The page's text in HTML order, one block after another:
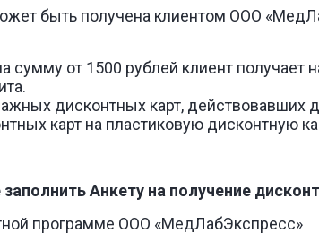
быть получена клиентом ООО
сумму от 1500 рублей клиент получает
дисконтных карт, действовавших
карт на пластиковую дисконтную
Анкету на получение
программе ООО «МедЛабЭкспресс»